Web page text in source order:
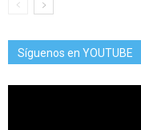
Síguenos en YOUTUBE